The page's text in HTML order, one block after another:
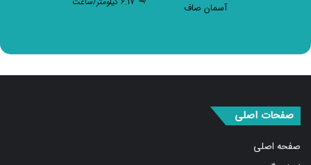
صفحه اصلی
اخبار برگزیده